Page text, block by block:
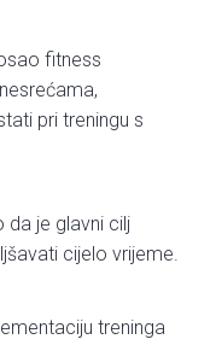
fitness
pri treningu s
je glavni cilj
cijelo vrijeme.
treninga